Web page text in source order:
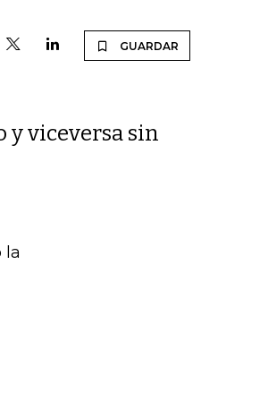
GUARDAR
y viceversa sin
la